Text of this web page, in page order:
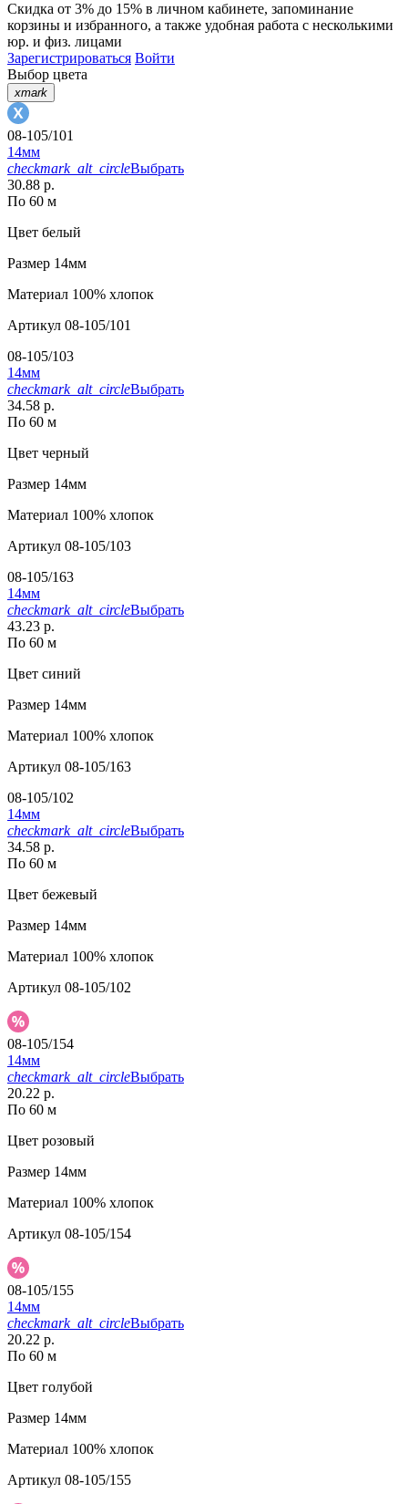
Скидка от 3% до 15% в личном кабинете, запоминание
корзины и избранного, а также удобная работа с несколькими
юр. и физ. лицами
Зарегистрироваться Войти
Выбор цвета
xmark
08-105/101
14мм
checkmark_alt_circleВыбрать
30.88 р.
По 60 м
Цвет белый
Размер 14мм
Материал 100% хлопок
Артикул 08-105/101
08-105/103
14мм
checkmark_alt_circleВыбрать
34.58 р.
По 60 м
Цвет черный
Размер 14мм
Материал 100% хлопок
Артикул 08-105/103
08-105/163
14мм
checkmark_alt_circleВыбрать
43.23 р.
По 60 м
Цвет синий
Размер 14мм
Материал 100% хлопок
Артикул 08-105/163
08-105/102
14мм
checkmark_alt_circleВыбрать
34.58 р.
По 60 м
Цвет бежевый
Размер 14мм
Материал 100% хлопок
Артикул 08-105/102
08-105/154
14мм
checkmark_alt_circleВыбрать
20.22 р.
По 60 м
Цвет розовый
Размер 14мм
Материал 100% хлопок
Артикул 08-105/154
08-105/155
14мм
checkmark_alt_circleВыбрать
20.22 р.
По 60 м
Цвет голубой
Размер 14мм
Материал 100% хлопок
Артикул 08-105/155